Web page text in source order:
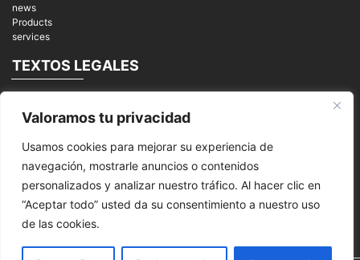
Valoramos tu privacidad
Usamos cookies para mejorar su experiencia de
navegación, mostrarle anuncios o contenidos
personalizados y analizar nuestro tráfico. Al hacer clic en
“Aceptar todo” usted da su consentimiento a nuestro uso
de las cookies.
news
Products
services
TEXTOS LEGALES
Privacy Policy
REDES SOCIALES